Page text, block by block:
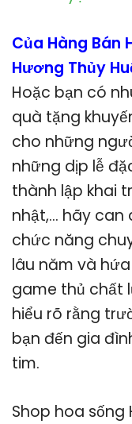
Của Hàng Bán
Hương Thủy
Hoặc bạn có
quà tặng
cho những
những dịp lễ
thành lập khai
nhật,… hãy can
chức năng
lâu năm và
game thủ chất
hiểu rõ rằng
bạn đến gia
tim.
Shop hoa